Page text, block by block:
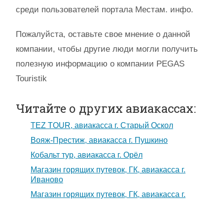
среди пользователей портала Местам. инфо.
Пожалуйста, оставьте свое мнение о данной
компании, чтобы другие люди могли получить
полезную информацию о компании PEGAS
Touristik
Читайте о других авиакассах:
TEZ TOUR, авиакасса г. Старый Оскол
Вояж-Престиж, авиакасса г. Пушкино
Кобальт тур, авиакасса г. Орёл
Магазин горящих путевок, ГК, авиакасса г.
Иваново
Магазин горящих путевок, ГК, авиакасса г.